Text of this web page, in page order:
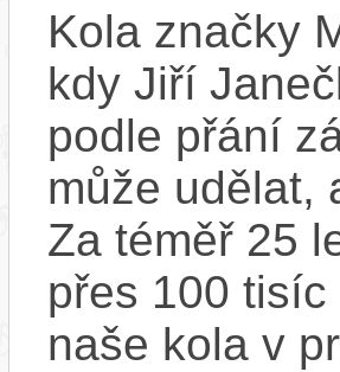
Kola značky
kdy Jiří
podle přání
může udělat,
Za téměř 25
přes 100
naše kola v